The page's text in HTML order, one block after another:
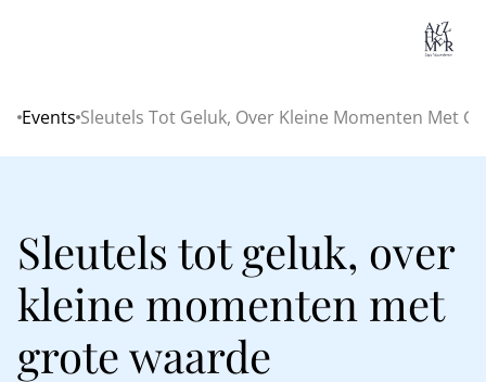
Home
Events Sleutels Tot Geluk, Over Kleine Momenten Met
Sleutels tot geluk, over
kleine momenten met
grote waarde